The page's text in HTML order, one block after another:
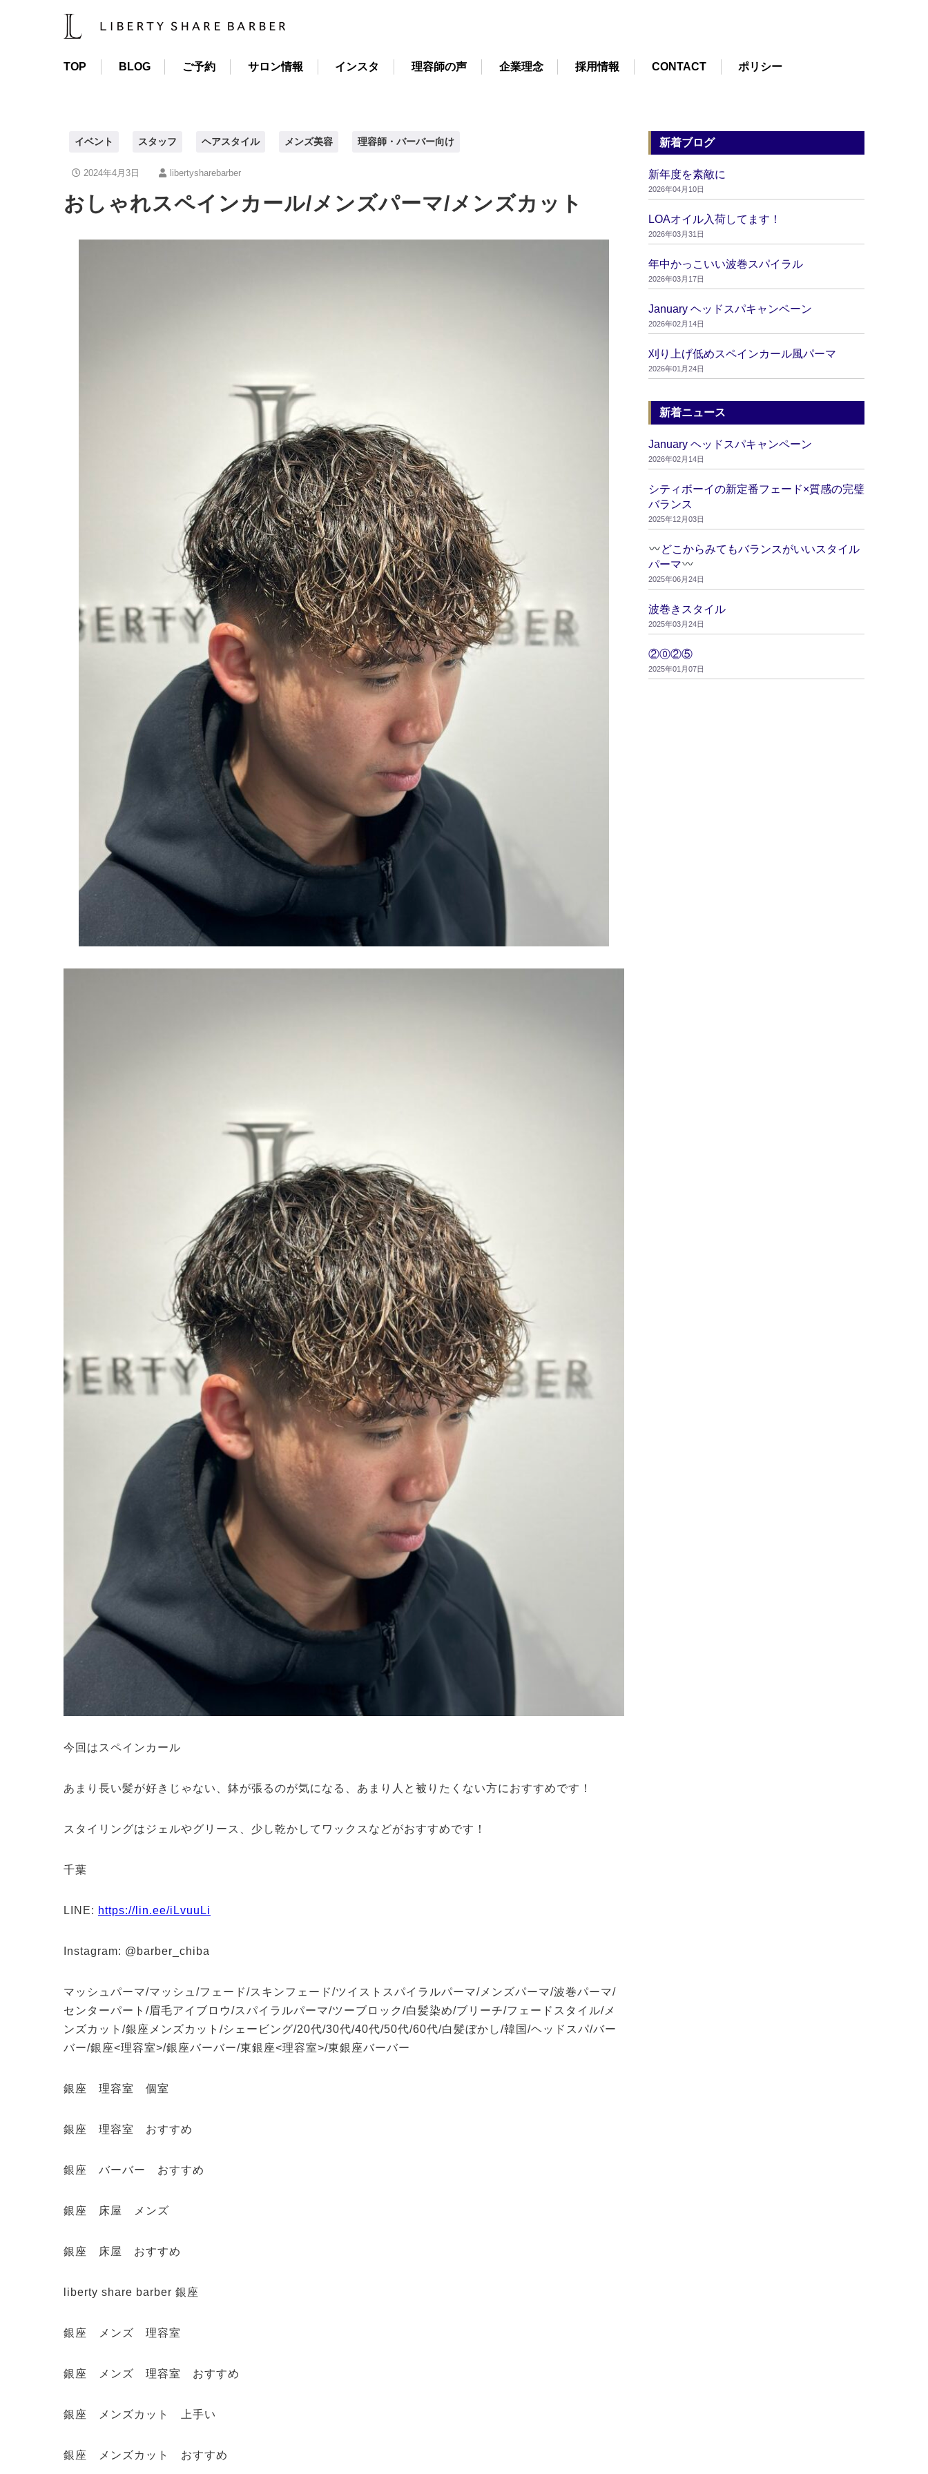
TOP BLOG ご予約 サロン情報 インスタ 理容師の声 企業理念 採用情報 CONTACT ポリシー
イベント スタッフ ヘアスタイル メンズ美容 理容師・バーバー向け
2024年4月3日 libertysharebarber
おしゃれスペインカール/メンズパーマ/メンズカット
今回はスペインカール
あまり長い髪が好きじゃない、鉢が張るのが気になる、あまり人と被りたくない方におすすめです！
スタイリングはジェルやグリース、少し乾かしてワックスなどがおすすめです！
千葉
LINE: https://lin.ee/iLvuuLi
Instagram: @barber_chiba
マッシュパーマ/マッシュ/フェード/スキンフェード/ツイストスパイラルパーマ/メンズパーマ/波巻パーマ/
センターパート/眉毛アイブロウ/スパイラルパーマ/ツーブロック/白髪染め/ブリーチ/フェードスタイル/メ
ンズカット/銀座メンズカット/シェービング/20代/30代/40代/50代/60代/白髪ぼかし/韓国/ヘッドスパ/バー
バー/銀座<理容室>/銀座バーバー/東銀座<理容室>/東銀座バーバー
銀座 理容室 個室
銀座 理容室 おすすめ
銀座 バーバー おすすめ
銀座 床屋 メンズ
銀座 床屋 おすすめ
liberty share barber 銀座
銀座 メンズ 理容室
銀座 メンズ 理容室 おすすめ
銀座 メンズカット 上手い
銀座 メンズカット おすすめ
新着ブログ
新年度を素敵に
2026年04月10日
LOAオイル入荷してます！
2026年03月31日
年中かっこいい波巻スパイラル
2026年03月17日
January ヘッドスパキャンペーン
2026年02月14日
刈り上げ低めスペインカール風パーマ
2026年01月24日
新着ニュース
January ヘッドスパキャンペーン
2026年02月14日
シティボーイの新定番フェード×質感の完璧
バランス
2025年12月03日
どこからみてもバランスがいいスタイル
パーマ
2025年06月24日
波巻きスタイル
2025年03月24日
②⓪②⑤
2025年01月07日